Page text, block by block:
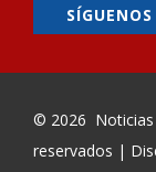
© 2026
reservados |